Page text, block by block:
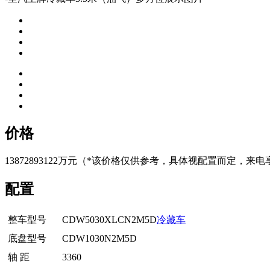
价格
13872893122万元 （*该价格仅供参考，具体视配置而定，来电
配置
整车型号 CDW5030XLCN2M5D冷藏车
底盘型号
CDW1030N2M5D
轴 距
3360